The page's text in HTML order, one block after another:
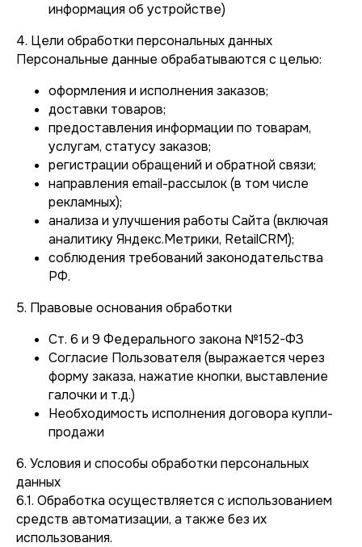
информация об устройстве)
4. Цели обработки персональных данных
Персональные данные обрабатываются с целью:
оформления и исполнения заказов;
доставки товаров;
предоставления информации по товарам,
услугам, статусу заказов;
регистрации обращений и обратной связи;
направления email-рассылок (в том числе
рекламных);
анализа и улучшения работы Сайта (включая
аналитику Яндекс.Метрики, RetailCRM);
соблюдения требований законодательства
РФ.
5. Правовые основания обработки
Ст. 6 и 9 Федерального закона №152-ФЗ
Согласие Пользователя (выражается через
форму заказа, нажатие кнопки, выставление
галочки и т.д.)
Необходимость исполнения договора купли-
продажи
6. Условия и способы обработки персональных
данных
6.1. Обработка осуществляется с использованием
средств автоматизации, а также без их
использования.